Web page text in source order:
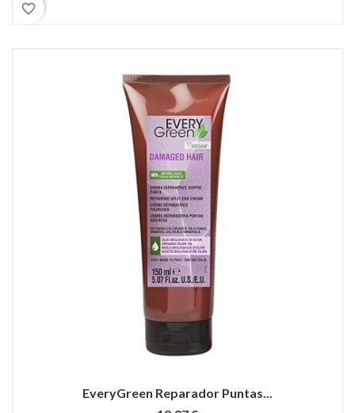
favorite_border
EveryGreen Reparador Puntas...